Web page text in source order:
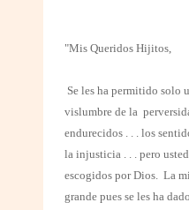
"Mis Queridos Hijitos,
Se les ha permitido solo
vislumbre de la
endurecidos . . . los
la injusticia . . . pero
escogidos por Dios. La
grande pues se les ha